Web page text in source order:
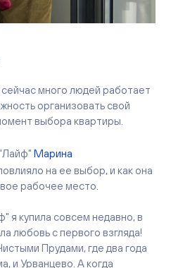
Офисы продаж
сейчас много людей работает
организовать свой
выбора квартиры.
Марина
на ее выбор, и как она
рабочее место.
я купила совсем недавно, в
любовь с первого взгляда!
Прудами, где два года
и Урванцево. А когда